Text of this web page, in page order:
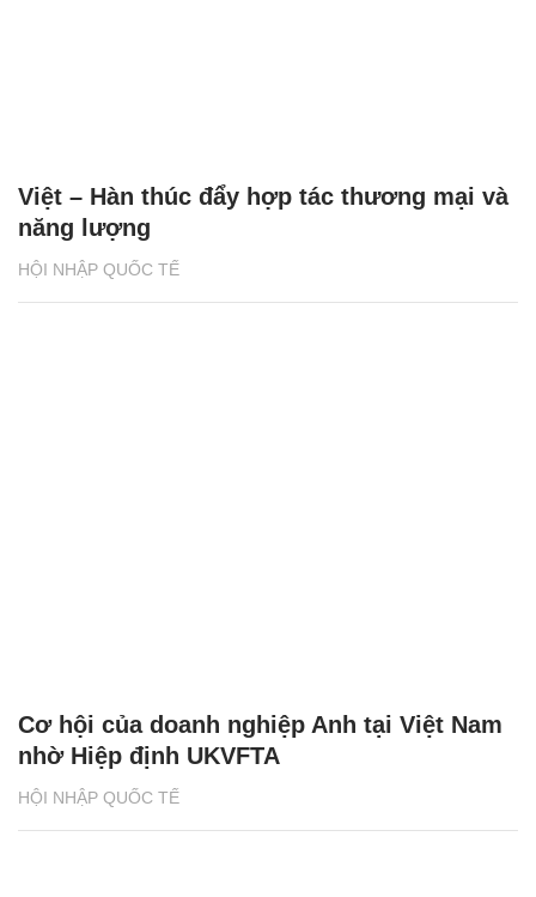
HỘI NHẬP QUỐC TẾ
Việt – Hàn thúc đẩy hợp tác thương mại và
năng lượng
HỘI NHẬP QUỐC TẾ
Cơ hội của doanh nghiệp Anh tại Việt Nam
nhờ Hiệp định UKVFTA